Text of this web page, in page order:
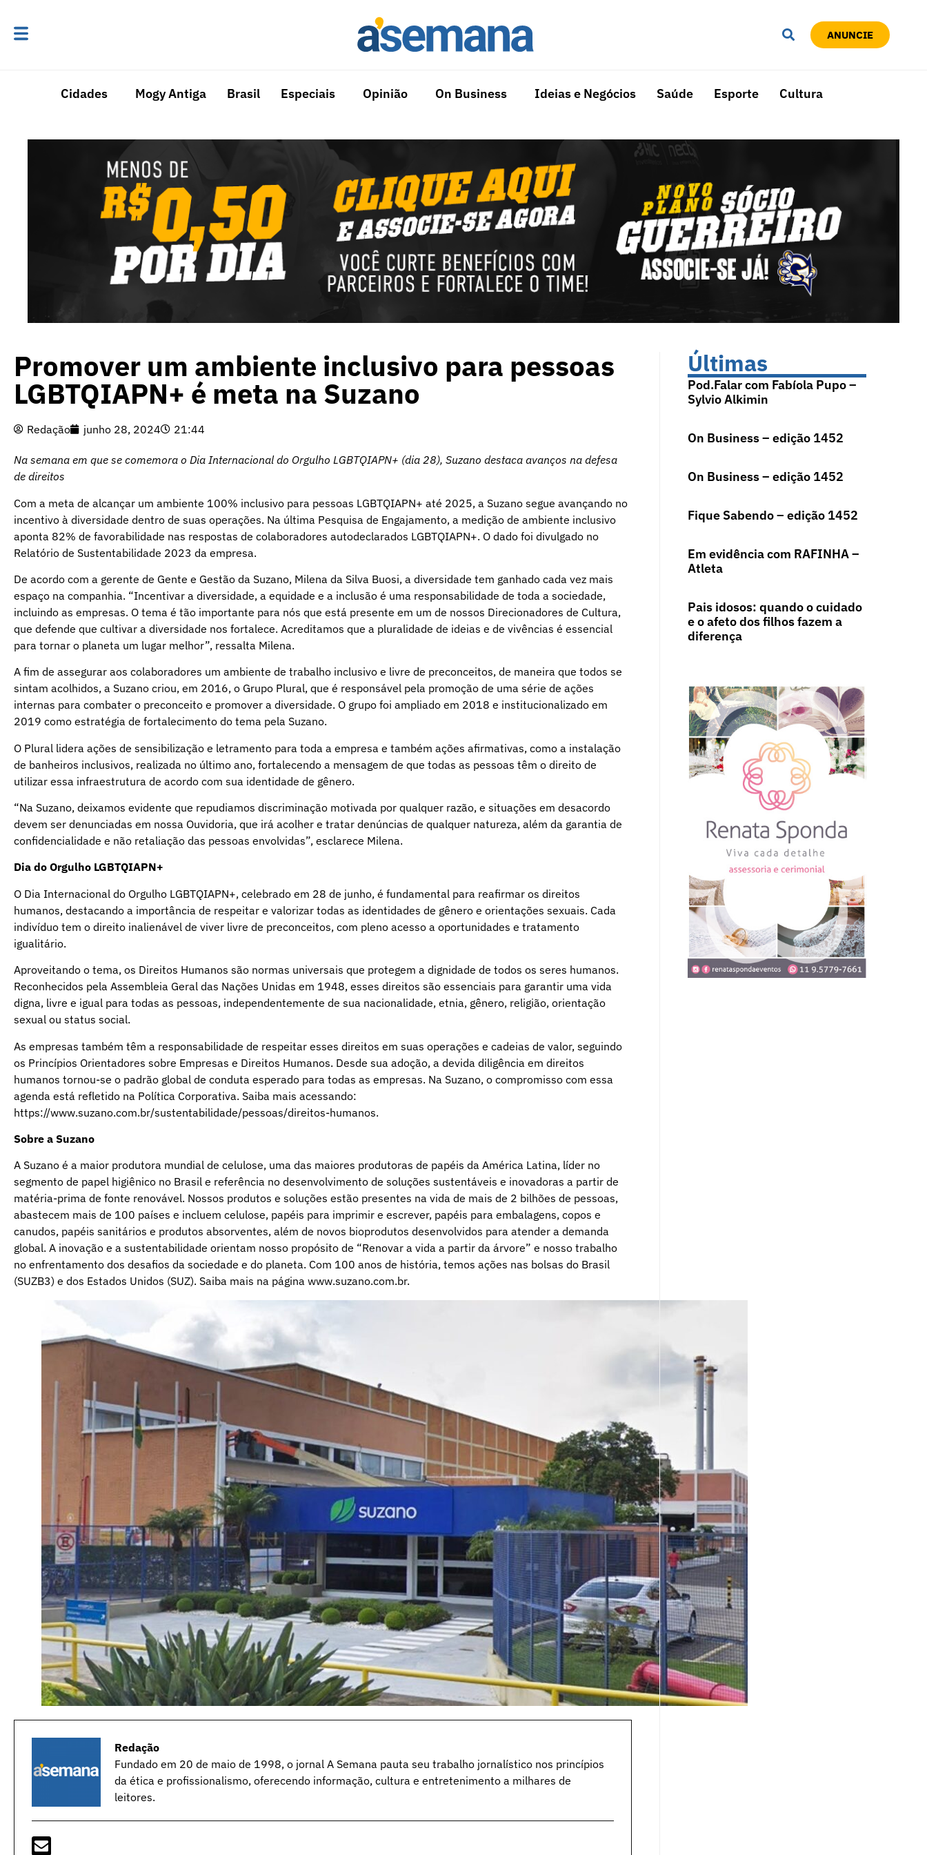
ANUNCIE
Cidades Mogy Antiga Brasil Especiais Opinião On Business Ideias e Negócios Saúde Esporte Cultura
Promover um ambiente inclusivo para pessoas
LGBTQIAPN+ é meta na Suzano
Redação junho 28, 2024 21:44
Na semana em que se comemora o Dia Internacional do Orgulho LGBTQIAPN+ (dia 28), Suzano destaca avanços na defesa
de direitos
Com a meta de alcançar um ambiente 100% inclusivo para pessoas LGBTQIAPN+ até 2025, a Suzano segue avançando no
incentivo à diversidade dentro de suas operações. Na última Pesquisa de Engajamento, a medição de ambiente inclusivo
aponta 82% de favorabilidade nas respostas de colaboradores autodeclarados LGBTQIAPN+. O dado foi divulgado no
Relatório de Sustentabilidade 2023 da empresa.
De acordo com a gerente de Gente e Gestão da Suzano, Milena da Silva Buosi, a diversidade tem ganhado cada vez mais
espaço na companhia. “Incentivar a diversidade, a equidade e a inclusão é uma responsabilidade de toda a sociedade,
incluindo as empresas. O tema é tão importante para nós que está presente em um de nossos Direcionadores de Cultura,
que defende que cultivar a diversidade nos fortalece. Acreditamos que a pluralidade de ideias e de vivências é essencial
para tornar o planeta um lugar melhor”, ressalta Milena.
A fim de assegurar aos colaboradores um ambiente de trabalho inclusivo e livre de preconceitos, de maneira que todos se
sintam acolhidos, a Suzano criou, em 2016, o Grupo Plural, que é responsável pela promoção de uma série de ações
internas para combater o preconceito e promover a diversidade. O grupo foi ampliado em 2018 e institucionalizado em
2019 como estratégia de fortalecimento do tema pela Suzano.
O Plural lidera ações de sensibilização e letramento para toda a empresa e também ações afirmativas, como a instalação
de banheiros inclusivos, realizada no último ano, fortalecendo a mensagem de que todas as pessoas têm o direito de
utilizar essa infraestrutura de acordo com sua identidade de gênero.
“Na Suzano, deixamos evidente que repudiamos discriminação motivada por qualquer razão, e situações em desacordo
devem ser denunciadas em nossa Ouvidoria, que irá acolher e tratar denúncias de qualquer natureza, além da garantia de
confidencialidade e não retaliação das pessoas envolvidas”, esclarece Milena.
Dia do Orgulho LGBTQIAPN+
O Dia Internacional do Orgulho LGBTQIAPN+, celebrado em 28 de junho, é fundamental para reafirmar os direitos
humanos, destacando a importância de respeitar e valorizar todas as identidades de gênero e orientações sexuais. Cada
indivíduo tem o direito inalienável de viver livre de preconceitos, com pleno acesso a oportunidades e tratamento
igualitário.
Aproveitando o tema, os Direitos Humanos são normas universais que protegem a dignidade de todos os seres humanos.
Reconhecidos pela Assembleia Geral das Nações Unidas em 1948, esses direitos são essenciais para garantir uma vida
digna, livre e igual para todas as pessoas, independentemente de sua nacionalidade, etnia, gênero, religião, orientação
sexual ou status social.
As empresas também têm a responsabilidade de respeitar esses direitos em suas operações e cadeias de valor, seguindo
os Princípios Orientadores sobre Empresas e Direitos Humanos. Desde sua adoção, a devida diligência em direitos
humanos tornou-se o padrão global de conduta esperado para todas as empresas. Na Suzano, o compromisso com essa
agenda está refletido na Política Corporativa. Saiba mais acessando:
https://www.suzano.com.br/sustentabilidade/pessoas/direitos-humanos.
Sobre a Suzano
A Suzano é a maior produtora mundial de celulose, uma das maiores produtoras de papéis da América Latina, líder no
segmento de papel higiênico no Brasil e referência no desenvolvimento de soluções sustentáveis e inovadoras a partir de
matéria-prima de fonte renovável. Nossos produtos e soluções estão presentes na vida de mais de 2 bilhões de pessoas,
abastecem mais de 100 países e incluem celulose, papéis para imprimir e escrever, papéis para embalagens, copos e
canudos, papéis sanitários e produtos absorventes, além de novos bioprodutos desenvolvidos para atender a demanda
global. A inovação e a sustentabilidade orientam nosso propósito de “Renovar a vida a partir da árvore” e nosso trabalho
no enfrentamento dos desafios da sociedade e do planeta. Com 100 anos de história, temos ações nas bolsas do Brasil
(SUZB3) e dos Estados Unidos (SUZ). Saiba mais na página www.suzano.com.br.
Redação
Fundado em 20 de maio de 1998, o jornal A Semana pauta seu trabalho jornalístico nos princípios
da ética e profissionalismo, oferecendo informação, cultura e entretenimento a milhares de
leitores.
Últimas
Pod.Falar com Fabíola Pupo –
Sylvio Alkimin
On Business – edição 1452
On Business – edição 1452
Fique Sabendo – edição 1452
Em evidência com RAFINHA –
Atleta
Pais idosos: quando o cuidado
e o afeto dos filhos fazem a
diferença